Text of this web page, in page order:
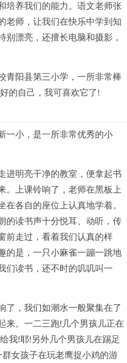
培养我们的能力。语文老师张
老师，让我们在快乐中学到知
别漂亮，还擅长电脑和摄影，
阳县第三小学，一所非常棒
的自己，我可喜欢它了!
小，是一所非常优秀的小
明亮干净的教室，便拿起书
。上课铃响了，老师在黑板上
在各自的座位上认真地学着。
的读书声十分悦耳、动听，传
前走过，看着我们认真的样
的是，一只小麻雀一蹦一跳地
们读书，还不时的叽叽叫一
，我们如潮水一般聚集在了
来。一二三跑!几个男孩儿正在
我!耶!另外几个男孩儿在踢足
女孩子在玩老鹰捉小鸡的游